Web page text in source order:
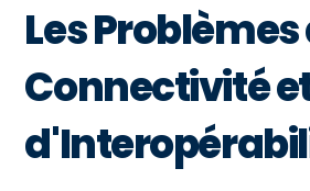
Les Problèmes
Connectivité